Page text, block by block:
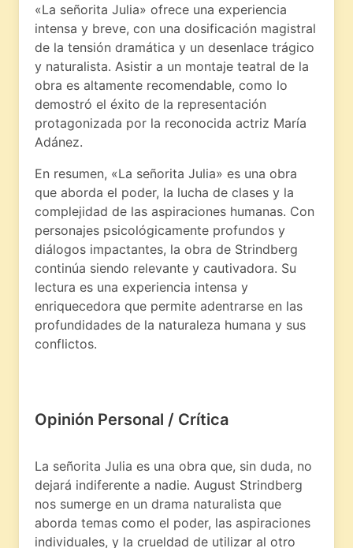
«La señorita Julia» ofrece una experiencia
intensa y breve, con una dosificación magistral
de la tensión dramática y un desenlace trágico
y naturalista. Asistir a un montaje teatral de la
obra es altamente recomendable, como lo
demostró el éxito de la representación
protagonizada por la reconocida actriz María
Adánez.
En resumen, «La señorita Julia» es una obra
que aborda el poder, la lucha de clases y la
complejidad de las aspiraciones humanas. Con
personajes psicológicamente profundos y
diálogos impactantes, la obra de Strindberg
continúa siendo relevante y cautivadora. Su
lectura es una experiencia intensa y
enriquecedora que permite adentrarse en las
profundidades de la naturaleza humana y sus
conflictos.
Opinión Personal / Crítica
La señorita Julia es una obra que, sin duda, no
dejará indiferente a nadie. August Strindberg
nos sumerge en un drama naturalista que
aborda temas como el poder, las aspiraciones
individuales, y la crueldad de utilizar al otro